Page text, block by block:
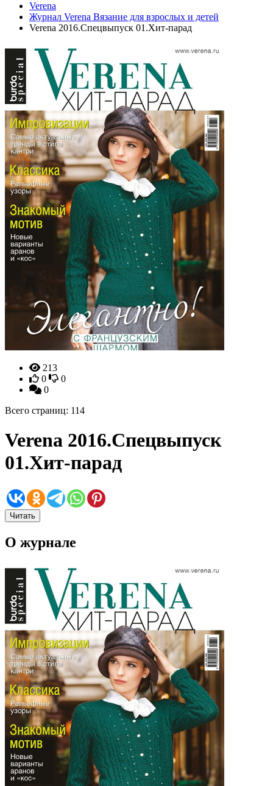
Verena
Журнал Verena Вязание для взрослых и детей
Verena 2016.Спецвыпуск 01.Хит-парад
213
0
0
0
Всего страниц: 114
Verena 2016.Спецвыпуск
01.Хит-парад
Читать
О журнале